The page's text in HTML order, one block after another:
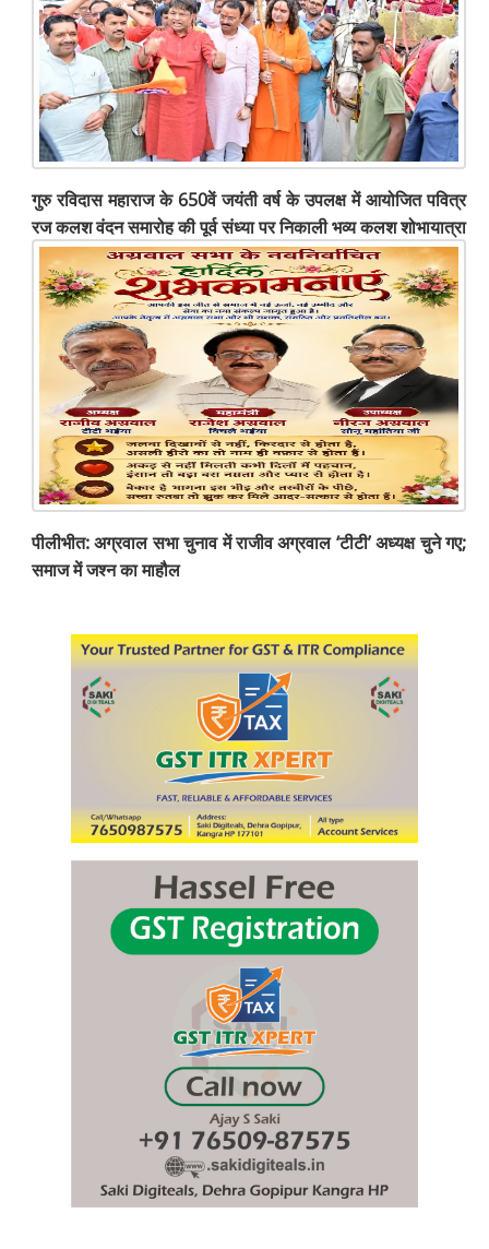
गुरु रविदास महाराज के 650वें जयंती वर्ष के उपलक्ष में आयोजित पवित्र
रज कलश वंदन समारोह की पूर्व संध्या पर निकाली भव्य कलश शोभायात्रा
पीलीभीत: अग्रवाल सभा चुनाव में राजीव अग्रवाल ‘टीटी’ अध्यक्ष चुने गए;
समाज में जश्न का माहौल